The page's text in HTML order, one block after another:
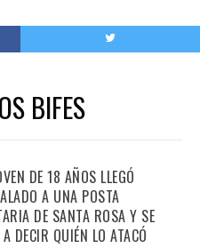
BIFES
DE 18 AÑOS LLEGÓ
A UNA POSTA
DE SANTA ROSA Y SE
A DECIR QUIÉN LO ATACÓ